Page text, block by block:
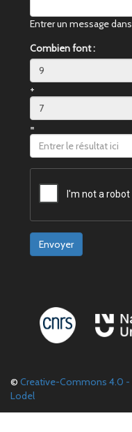
Entrer un message
Combien font :
+
=
Envoyer
© Creative-Commons 4.0 -
Lodel